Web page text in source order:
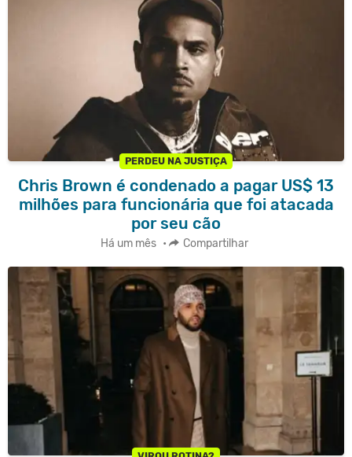
PERDEU NA JUSTIÇA
Chris Brown é condenado a pagar US$ 13
milhões para funcionária que foi atacada
por seu cão
Há um mês • Compartilhar